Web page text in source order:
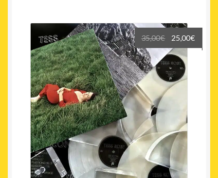
35,00€
Le
prix
initial
était :
35,00€.
25,00€
prix